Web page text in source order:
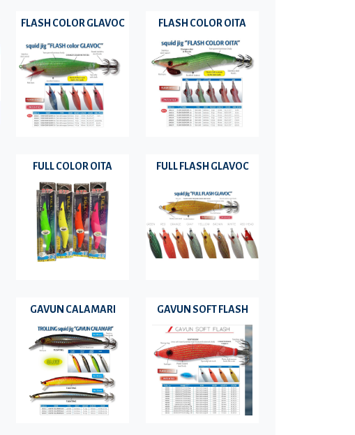
FLASH COLOR GLAVOC FLASH COLOR OITA
FULL COLOR OITA FULL FLASH GLAVOC
GAVUN CALAMARI GAVUN SOFT FLASH